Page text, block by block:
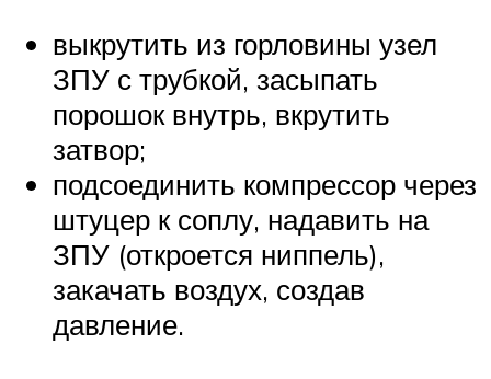
выкрутить из горловины узел
ЗПУ с трубкой, засыпать
порошок внутрь, вкрутить
затвор;
подсоединить компрессор через
штуцер к соплу, надавить на
ЗПУ (откроется ниппель),
закачать воздух, создав
давление.